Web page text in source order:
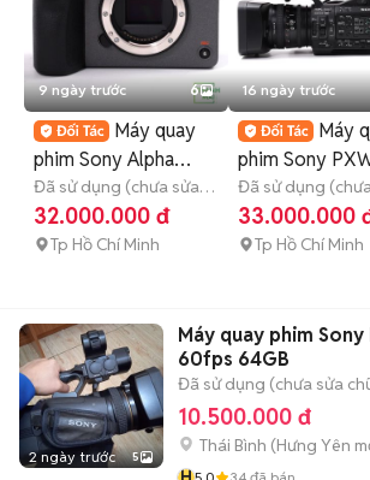
9 ngày trước 6
Máy quay
phim Sony Alpha
Cinema Line ILME-
FX30 Đen
Đã sử dụng (chưa sửa
chữa) 4-6 tháng
32.000.000 đ
Tp Hồ Chí Minh
16 ngày trước
Máy
phim Sony
Z190V Đen
Đã sử dụng
chữa) 4-6 tháng
33.000.000
Tp Hồ Chí Minh
2 ngày trước 5
Máy quay phim Sony
60fps 64GB
Đã sử dụng (chưa sửa
10.500.000 đ
Thái Bình (Hưng Yên
5.0 34 đã bán